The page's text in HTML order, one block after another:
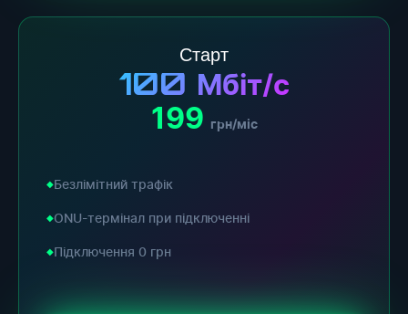
Старт
100 Мбіт/с
199 грн/міс
Безлімітний трафік
ONU-термінал при підключенні
Підключення 0 грн